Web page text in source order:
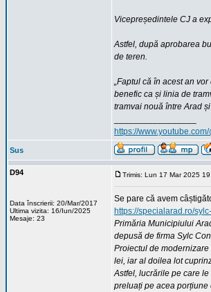
Vicepreședintele CJ a
Astfel, după aprobarea
de teren.
„Faptul că în acest an
benefic ca și linia de
tramvai nouă între Arad
https://
Sus
D94
Data înscrierii: 20/Mar/2017
Ultima vizita: 16/Iun/2025
Mesaje: 23
Trimis: Lun 17 Mar 2025
Se pare că avem
https://specialarad.ro/
Primăria Municipiului
depusă de firma Sylc
Proiectul de
lei, iar al doilea lot
Astfel, lucrările pe care
preluați pe acea